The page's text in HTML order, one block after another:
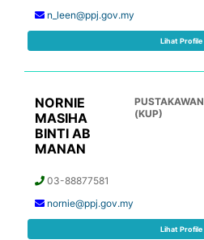
n_leen@ppj.gov.my
Lihat Profile
NORNIE
MASIHA
BINTI AB
MANAN
PUSTAKAWAN
(KUP)
03-88877581
nornie@ppj.gov.my
Lihat Profile